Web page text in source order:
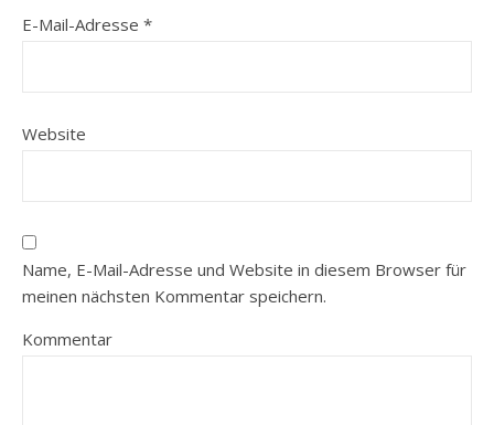
E-Mail-Adresse *
Website
Name, E-Mail-Adresse und Website in diesem Browser für
meinen nächsten Kommentar speichern.
Kommentar